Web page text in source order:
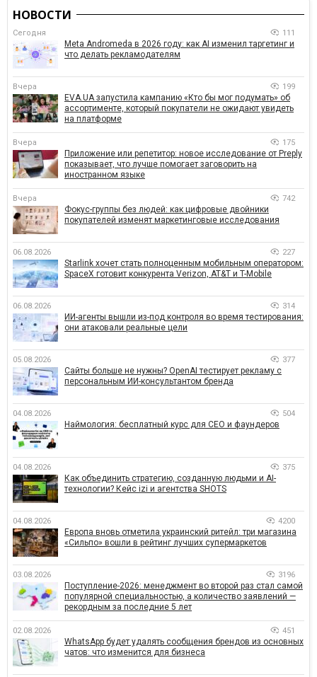
НОВОСТИ
Сегодня 111
Meta Andromeda в 2026 году: как AI изменил таргетинг и
что делать рекламодателям
Вчера 199
EVA.UA запустила кампанию «Кто бы мог подумать» об
ассортименте, который покупатели не ожидают увидеть
на платформе
Вчера 175
Приложение или репетитор: новое исследование от Preply
показывает, что лучше помогает заговорить на
иностранном языке
Вчера 742
Фокус-группы без людей: как цифровые двойники
покупателей изменят маркетинговые исследования
06.08.2026 227
Starlink хочет стать полноценным мобильным оператором:
SpaceX готовит конкурента Verizon, AT&T и T-Mobile
06.08.2026 314
ИИ-агенты вышли из-под контроля во время тестирования:
они атаковали реальные цели
05.08.2026 377
Сайты больше не нужны? OpenAI тестирует рекламу с
персональным ИИ-консультантом бренда
04.08.2026 504
Наймология: бесплатный курс для CEO и фаундеров
04.08.2026 375
Как объединить стратегию, созданную людьми и AI-
технологии? Кейс izi и агентства SHOTS
04.08.2026 4200
Европа вновь отметила украинский ритейл: три магазина
«Сильпо» вошли в рейтинг лучших супермаркетов
03.08.2026 3196
Поступление-2026: менеджмент во второй раз стал самой
популярной специальностью, а количество заявлений —
рекордным за последние 5 лет
02.08.2026 451
WhatsApp будет удалять сообщения брендов из основных
чатов: что изменится для бизнеса